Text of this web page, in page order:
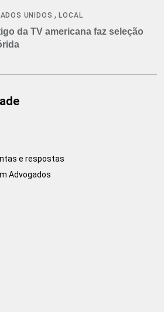
UNIDOS ,LOCAL
da TV americana faz seleção
e respostas
Advogados